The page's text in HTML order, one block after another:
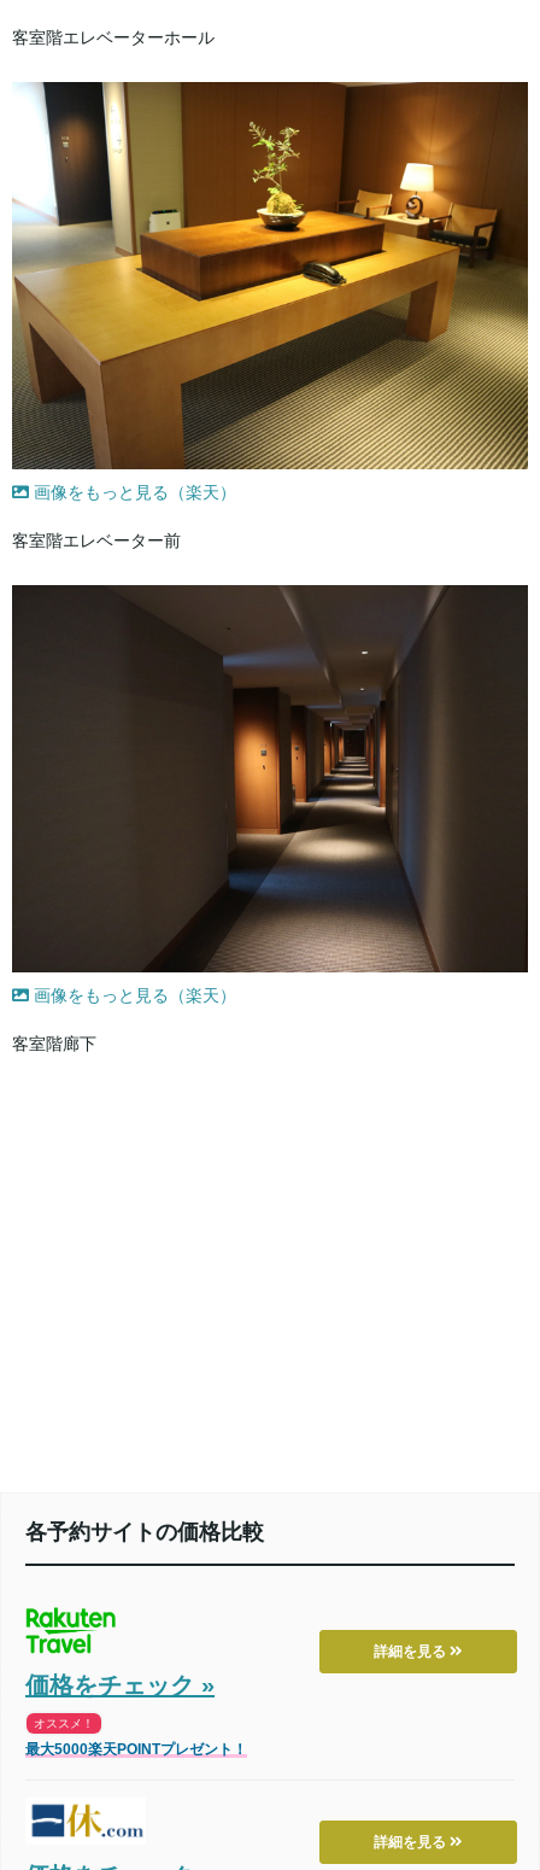
客室階エレベーターホール
画像をもっと見る（楽天）
客室階エレベーター前
画像をもっと見る（楽天）
客室階廊下
各予約サイトの価格比較
詳細を見る
価格をチェック »
オススメ！
最大5000楽天POINTプレゼント！
詳細を見る